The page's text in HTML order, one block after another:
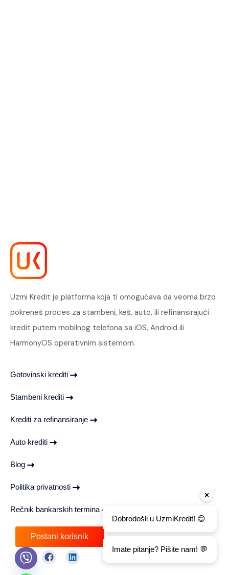
Uzmi Kredit je platforma koja ti omogućava da veoma brzo
pokreneš proces za stambeni, keš, auto, ili refinansirajući
kredit putem mobilnog telefona sa iOS, Android ili
HarmonyOS operativnim sistemom.
Gotovinski krediti
Stambeni krediti
Krediti za refinansiranje
Auto krediti
Blog
Politika privatnosti
Rečnik bankarskih termina
Postani korisnik
×
Dobrodošli u UzmiKredit! 😊
Imate pitanje? Pišite nam! 💬